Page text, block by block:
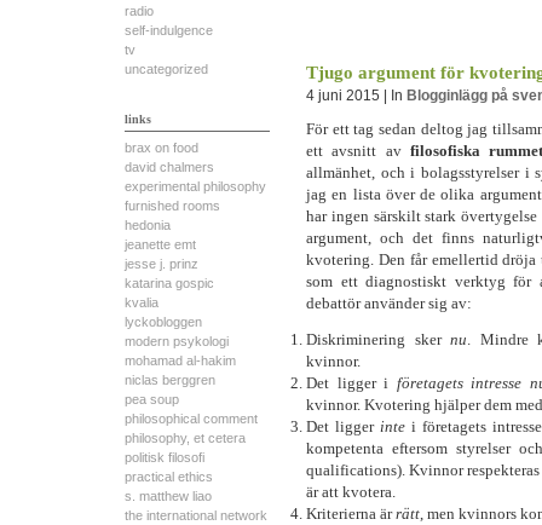
Tjugo argument för
4 juni 2015 | In Blogginlägg på
För ett tag sedan deltog jag
ett avsnitt avfilosofiska
allmänhet, och i bolagsstyrelser i
jag en lista över de olika
har ingen särskilt stark
argument, och det finns
kvotering. Den får emellertid
som ett diagnostiskt verktyg
debattör använder sig av:
Diskriminering skernu. Mindre
kvinnor.
Det ligger i företagets intresse
kvinnor. Kvotering hjälper dem
Det ligger inte i företagets
kompetenta eftersom styrelser
qualifications). Kvinnor
är att kvotera.
Kriterierna ärrätt, men kvinnors
radio
self-indulgence
tv
uncategorized
links
brax on food
david chalmers
experimental philosophy
furnished rooms
hedonia
jeanette emt
jesse j. prinz
katarina gospic
kvalia
lyckobloggen
modern psykologi
mohamad al-hakim
niclas berggren
pea soup
philosophical comment
philosophy, et cetera
politisk filosofi
practical ethics
s. matthew liao
the international network